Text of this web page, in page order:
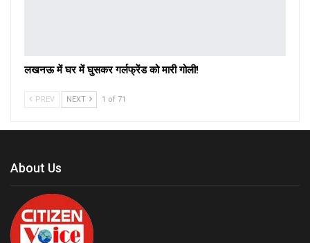
लखनऊ में घर में घुसकर गर्लफ्रेंड को मारी गोली!
PREV NEXT 1 of 71
About Us